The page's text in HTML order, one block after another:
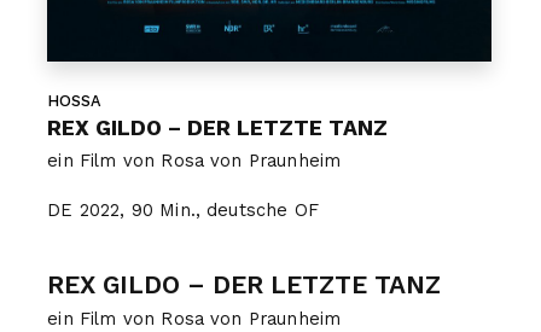
HOSSA
REX GILDO – DER LETZTE TANZ
ein Film von Rosa von Praunheim
DE 2022, 90 Min., deutsche OF
REX GILDO – DER LETZTE TANZ
ein Film von Rosa von Praunheim